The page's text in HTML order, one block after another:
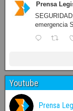
Prensa
emergencia
Youtube
Prensa